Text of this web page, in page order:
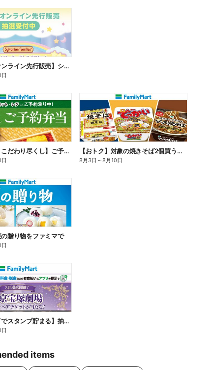
【ファミマオンライン先行販売】シルバニアファミリー
【旨さ格別、こだわり尽くし】ご予約弁当 【おトク】対象の焼きそば2個買うと100円引き!
8月3日 ～8月10日
の贈り物をファミマで
【ファミペイでスタンプ貯まる】抽選でペアチケットが当たる!
items